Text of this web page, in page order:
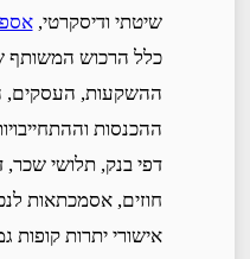
שיטתי ודיסקרטי,
כלל הרכוש המשותף
ההשקעות, העסקים,
ההכנסות
דפי בנק, תלושי שכר,
חוזים, אסמכתאות
אישורי יתרות קופות